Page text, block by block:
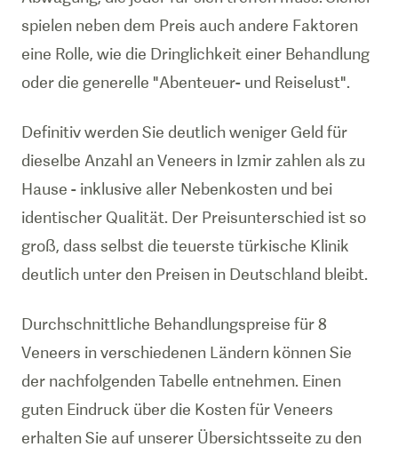
spielen neben dem Preis auch andere Faktoren
eine Rolle, wie die Dringlichkeit einer Behandlung
oder die generelle "Abenteuer- und Reiselust".
Definitiv werden Sie deutlich weniger Geld für
dieselbe Anzahl an Veneers in Izmir zahlen als zu
Hause - inklusive aller Nebenkosten und bei
identischer Qualität. Der Preisunterschied ist so
groß, dass selbst die teuerste türkische Klinik
deutlich unter den Preisen in Deutschland bleibt.
Durchschnittliche Behandlungspreise für 8
Veneers in verschiedenen Ländern können Sie
der nachfolgenden Tabelle entnehmen. Einen
guten Eindruck über die Kosten für Veneers
erhalten Sie auf unserer Übersichtsseite zu den